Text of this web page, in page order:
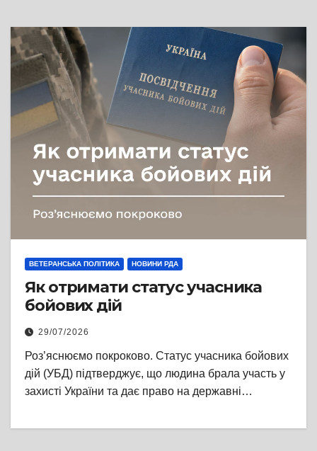
ВЕТЕРАНСЬКА ПОЛІТИКА НОВИНИ РДА
Як отримати статус учасника
бойових дій
29/07/2026
Роз’яснюємо покроково. Статус учасника бойових
дій (УБД) підтверджує, що людина брала участь у
захисті України та дає право на державні…